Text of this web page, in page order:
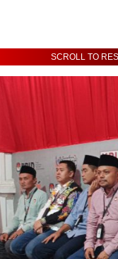
SCROLL TO